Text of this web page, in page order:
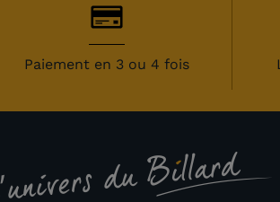
Paiement en 3 ou 4 fois